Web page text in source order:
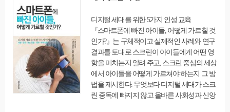
디지털 세대를 위한 5가지 인성 교육
『스마트폰에 빠진 아이들, 어떻게 가르칠 것
인가?』는 구체적이고 실제적인 사례와 연구
결과를 토대로 스크린이 아이들에게 어떤 영
향을 미치는지 알려 주고, 스크린 중심의 세상
에서 아이들을 어떻게 가르쳐야 하는지 그 방
법을 제시한다. 무엇보다 디지털 세대가 스크
린 중독에 빠지지 않고 올바른 사회성과 신앙